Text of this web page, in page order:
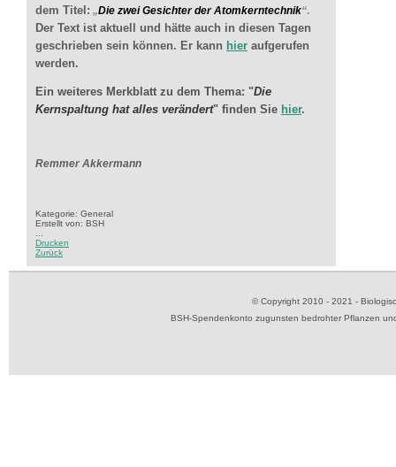
dem Titel: „Die zwei Gesichter der Atomkerntechnik“.
Der Text ist aktuell und hätte auch in diesen Tagen
geschrieben sein können. Er kann hier aufgerufen
werden.
Ein weiteres Merkblatt zu dem Thema: "Die
Kernspaltung hat alles verändert" finden Sie hier.
Remmer Akkermann
Kategorie: General
Erstellt von: BSH
Drucken
Zurück
© Copyright 2010 - 2021 -
BSH-Spendenkonto zugunsten bedrohter Pflanzen